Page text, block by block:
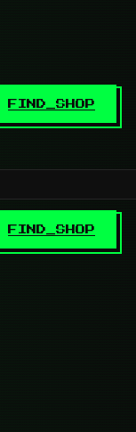
FIND_SHOP
FIND_SHOP